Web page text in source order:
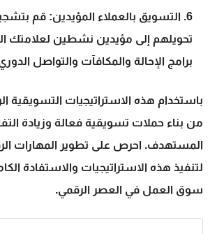
التسويق بالعملاء المؤيدين: قم
تحويلهم إلى مؤيدين نشطين لعلامتك
برامج الإحالة والمكافآت والتواصل
باستخدام هذه الاستراتيجيات التسويقية
من بناء حملات تسويقية فعالة وزيادة
المستهدف. احرص على تطوير المهارات
لتنفيذ هذه الاستراتيجيات والاستفادة
سوق العمل في العصر الرقمي.